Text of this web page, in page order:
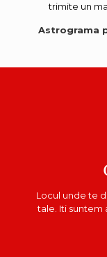
trimite un
Astrograma
Locul unde te
tale. Iti suntem